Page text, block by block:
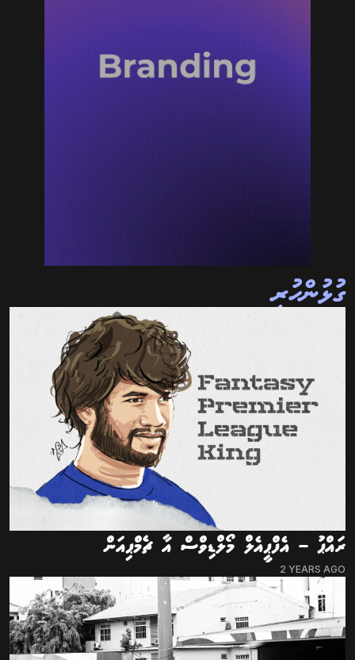
ގުޅުންހުރި
ރައްޕު – އެފްޕީއެލް މޯލްޑިވްސް އާ ޗެމްޕިއަން
2 YEARS AGO